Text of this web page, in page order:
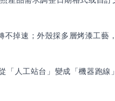
不掉速；外殼採多層烤漆工
人工站台」變成「機器跑